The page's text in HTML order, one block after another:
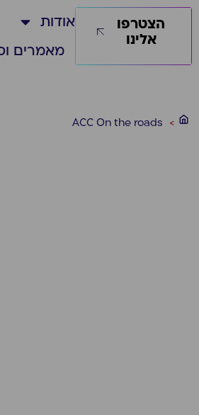
הצטרפו
אלינו
אודות
מאמרים
>
ACC On the roads